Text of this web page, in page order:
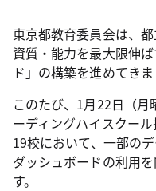
東京都教育委員会は、
資質・能力を最大限伸
ド」の構築を進めてきま
このたび、1月22日（月
ーディングハイスクール
19校において、一部の
ダッシュボードの利用
す。